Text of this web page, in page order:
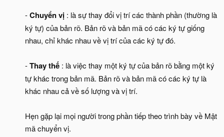
-Chuyển vị : là sự thay đổi vị trí các thành phần (thường là
ký tự) của bản rõ. Bản rõ và bản mã có các ký tự giống
nhau, chỉ khác nhau về vị trí của các ký tự đó.​
-Thay thế : là việc thay một ký tự của bản rõ bằng một ký
tự khác trong bản mã. Bản rõ và bản mã có các ký tự là
khác nhau cả về số lượng và vị trí.​
Hẹn gặp lại mọi người trong phần tiếp theo trình bày về Mật
mã chuyển vị.​